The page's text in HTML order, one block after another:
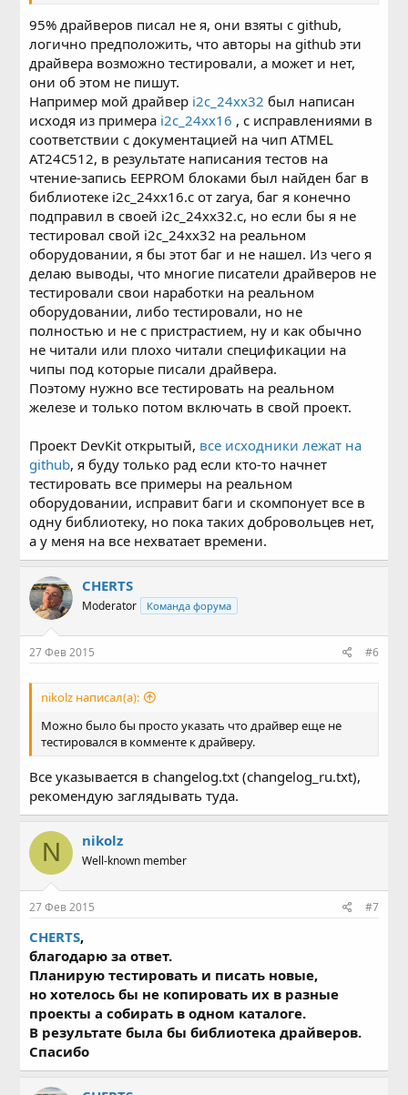
95% драйверов писал не я, они взяты с github,
логично предположить, что авторы на github эти
драйвера возможно тестировали, а может и нет,
они об этом не пишут.
Например мой драйвер i2c_24xx32 был написан
исходя из примера i2c_24xx16 , с исправлениями в
соответствии с документацией на чип ATMEL
AT24C512, в результате написания тестов на
чтение-запись EEPROM блоками был найден баг в
библиотеке i2c_24xx16.c от zarya, баг я конечно
подправил в своей i2c_24xx32.c, но если бы я не
тестировал свой i2c_24xx32 на реальном
оборудовании, я бы этот баг и не нашел. Из чего я
делаю выводы, что многие писатели драйверов не
тестировали свои наработки на реальном
оборудовании, либо тестировали, но не
полностью и не с пристрастием, ну и как обычно
не читали или плохо читали спецификации на
чипы под которые писали драйвера.
Поэтому нужно все тестировать на реальном
железе и только потом включать в свой проект.
Проект DevKit открытый, все исходники лежат на
github, я буду только рад если кто-то начнет
тестировать все примеры на реальном
оборудовании, исправит баги и скомпонует все в
одну библиотеку, но пока таких добровольцев нет,
а у меня на все нехватает времени.
CHERTS
Moderator Команда форума
27 Фев 2015 #6
nikolz написал(а):
Можно было бы просто указать что драйвер еще не
тестировался в комменте к драйверу.
Все указывается в changelog.txt (changelog_ru.txt),
рекомендую заглядывать туда.
N nikolz
Well-known member
27 Фев 2015 #7
CHERTS,
благодарю за ответ.
Планирую тестировать и писать новые,
но хотелось бы не копировать их в разные
проекты а собирать в одном каталоге.
В результате была бы библиотека драйверов.
Спасибо